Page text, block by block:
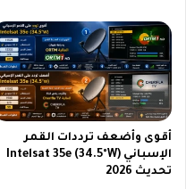
ل
ا
م
ث
ي
ل
ل
ه
ر
ل
أ
ق
و
أقوى وأضعف ترددات القمر
الإسباني Intelsat 35e (34.5°W)
تحديث 2026